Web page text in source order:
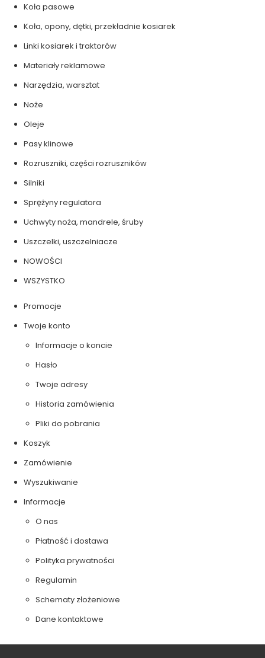
Koła pasowe
Koła, opony, dętki, przekładnie kosiarek
Linki kosiarek i traktorów
Materiały reklamowe
Narzędzia, warsztat
Noże
Oleje
Pasy klinowe
Rozruszniki, części rozruszników
Silniki
Sprężyny regulatora
Uchwyty noża, mandrele, śruby
Uszczelki, uszczelniacze
NOWOŚCI
WSZYSTKO
Promocje
Twoje konto
Informacje o koncie
Hasło
Twoje adresy
Historia zamówienia
Pliki do pobrania
Koszyk
Zamówienie
Wyszukiwanie
Informacje
O nas
Płatność i dostawa
Polityka prywatności
Regulamin
Schematy złożeniowe
Dane kontaktowe